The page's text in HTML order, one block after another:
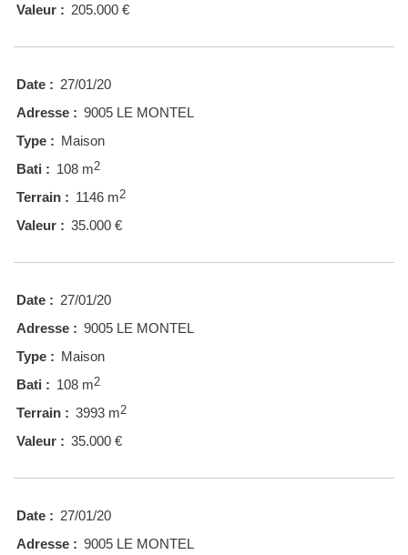
Valeur : 205.000 €
Date : 27/01/20
Adresse : 9005 LE MONTEL
Type : Maison
Bati : 108 m2
Terrain : 1146 m2
Valeur : 35.000 €
Date : 27/01/20
Adresse : 9005 LE MONTEL
Type : Maison
Bati : 108 m2
Terrain : 3993 m2
Valeur : 35.000 €
Date : 27/01/20
Adresse : 9005 LE MONTEL